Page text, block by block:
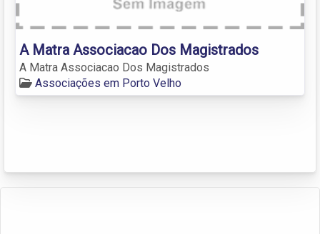
A Matra Associacao Dos Magistrados
A Matra Associacao Dos Magistrados
Associações em Porto Velho